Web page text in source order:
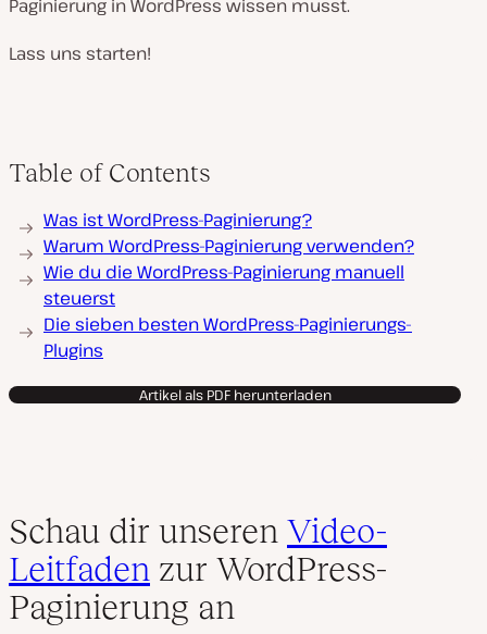
Paginierung in WordPress wissen musst.
Lass uns starten!
Table of Contents
Was ist WordPress-Paginierung?
Warum WordPress-Paginierung verwenden?
Wie du die WordPress-Paginierung manuell
steuerst
Die sieben besten WordPress-Paginierungs-
Plugins
Artikel als PDF herunterladen
Schau dir unseren Video-
Leitfaden zur WordPress-
Paginierung an